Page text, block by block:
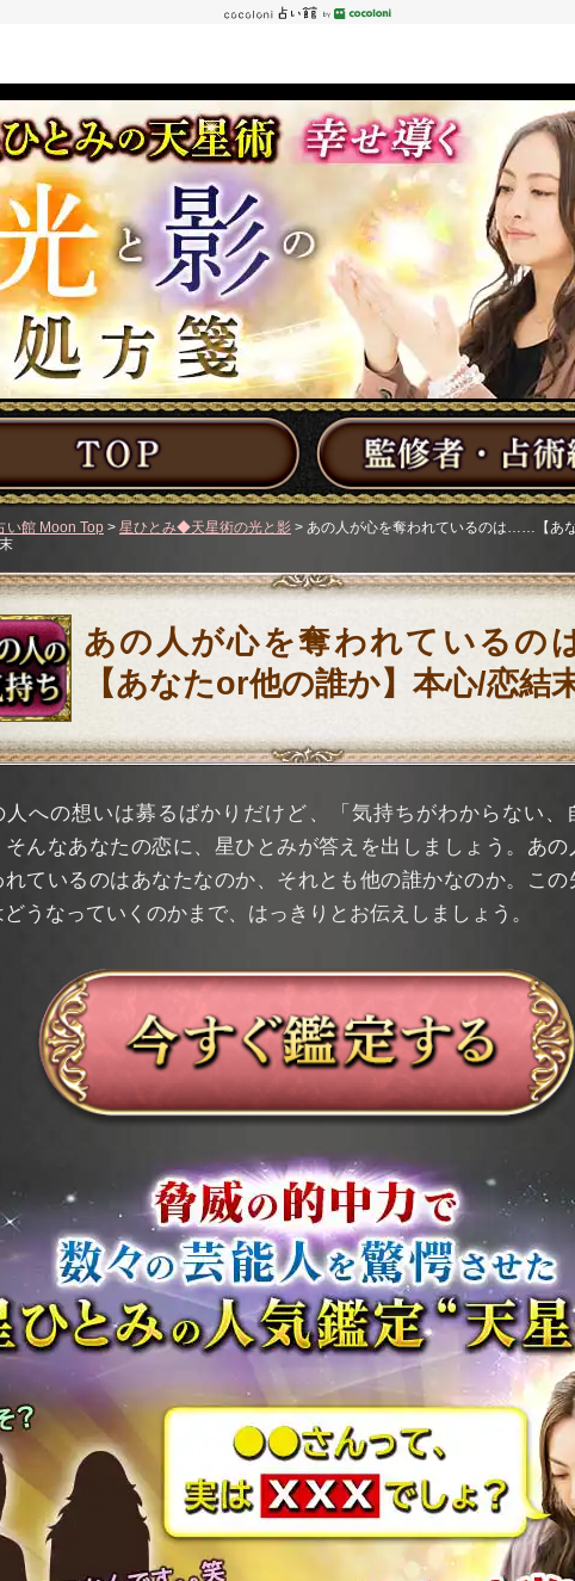
い館 Moon Top > 星ひとみ◆天星術の光と影 > あの人が心を奪われているのは……【あ
あの人が心を奪われている
【あなたor他の誰か】本心/恋結
人への想いは募るばかりだけど、「気持ちがわからない、
そんなあなたの恋に、星ひとみが答えを出しましょう。あの
れているのはあなたなのか、それとも他の誰かなのか。この
うなっていくのかまで、はっきりとお伝えしましょう。